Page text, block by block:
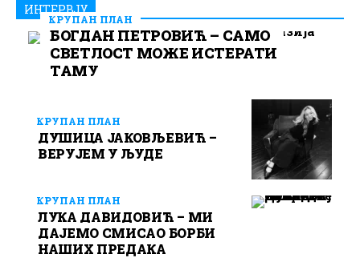
ИНТЕРВЈУ
КРУПАН ПЛАН
БОГДАН ПЕТРОВИЋ – САМО
СВЕТЛОСТ МОЖЕ ИСТЕРАТИ
ТАМУ
КРУПАН ПЛАН
ДУШИЦА ЈАКОВЉЕВИЋ –
ВЕРУЈЕМ У ЉУДЕ
КРУПАН ПЛАН
ЛУКА ДАВИДОВИЋ – МИ
ДАЈЕМО СМИСАО БОРБИ
НАШИХ ПРЕДАКА